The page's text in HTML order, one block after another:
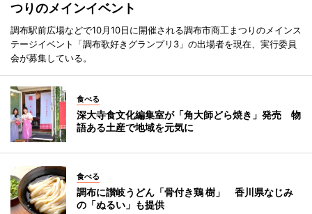
つりのメインイベント
調布駅前広場などで10月10日に開催される調布市商工まつりのメインス
テージイベント「調布歌好きグランプリ3」の出場者を現在、実行委員
会が募集している。
食べる
深大寺食文化編集室が「角大師どら焼き」発売 物
語ある土産で地域を元気に
食べる
調布に讃岐うどん「骨付き鶏 樹」 香川県なじみ
の「ぬるい」も提供